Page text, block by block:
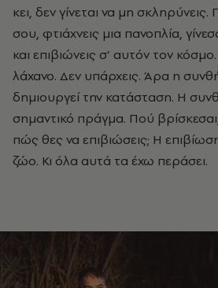
κει, δεν γίνεται να µη
σου, φτιάχνεις µια πανοπλία,
και επιβιώνεις σ’ αυτόν τον
λάχανο. Δεν υπάρχεις. Άρα η
δηµιουργεί την κατάσταση. Η
σηµαντικό πράγµα. Πού βρίσκεσαι,
πώς θες να επιβιώσεις; Η
ζώο. Κι όλα αυτά τα έχω περάσει.